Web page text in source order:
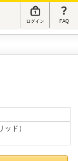
ログイン FAQ
ド）